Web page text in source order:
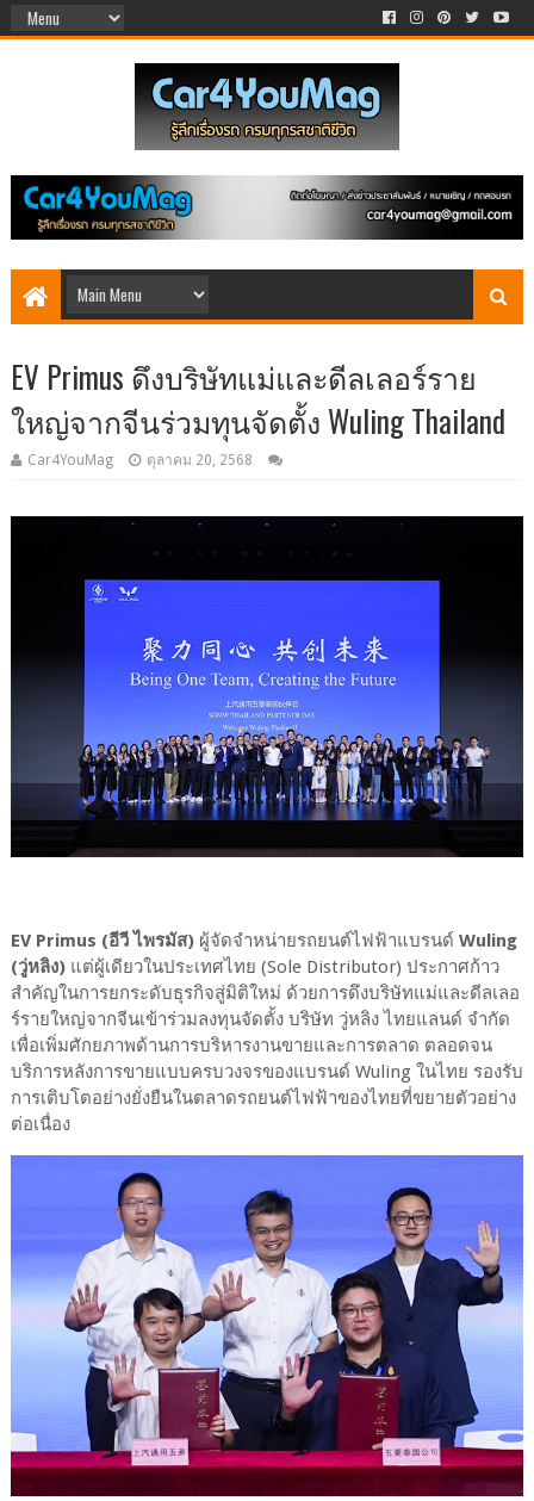
EV Primus ดึงบริษัทแม่และดีลเลอร์ราย
ใหญ่จากจีนร่วมทุนจัดตั้ง Wuling Thailand
Car4YouMag ตุลาคม 20, 2568
EV Primus (อีวี ไพรมัส)ผู้จัดจำหน่ายรถยนต์ไฟฟ้าแบรนด์ Wuling
(วู่หลิง)แต่ผู้เดียวในประเทศไทย (Sole Distributor) ประกาศก้าว
สำคัญในการยกระดับธุรกิจสู่มิติใหม่ ด้วยการดึงบริษัทแม่และดีลเลอ
ร์รายใหญ่จากจีนเข้าร่วมลงทุนจัดตั้ง บริษัท วู่หลิง ไทยแลนด์ จำกัด
เพื่อเพิ่มศักยภาพด้านการบริหารงานขายและการตลาด ตลอดจน
บริการหลังการขายแบบครบวงจรของแบรนด์ Wuling ในไทย รองรับ
การเติบโตอย่างยั่งยืนในตลาดรถยนต์ไฟฟ้าของไทยที่ขยายตัวอย่าง
ต่อเนื่อง